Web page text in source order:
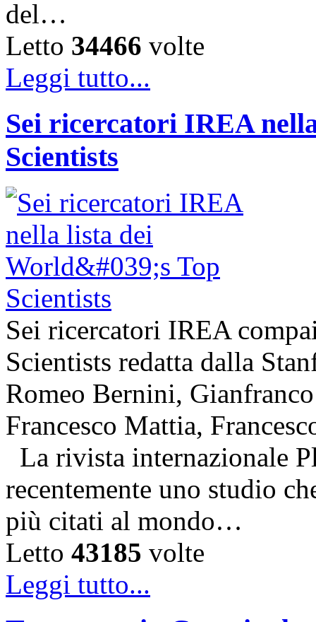
del…
Letto 34466 volte
Leggi tutto...
Sei ricercatori IREA
Scientists
Sei ricercatori IREA
Scientists redatta dalla
Romeo Bernini,
Francesco Mattia,
La rivista internazionale
recentemente uno studio
più citati al mondo…
Letto 43185 volte
Leggi tutto...